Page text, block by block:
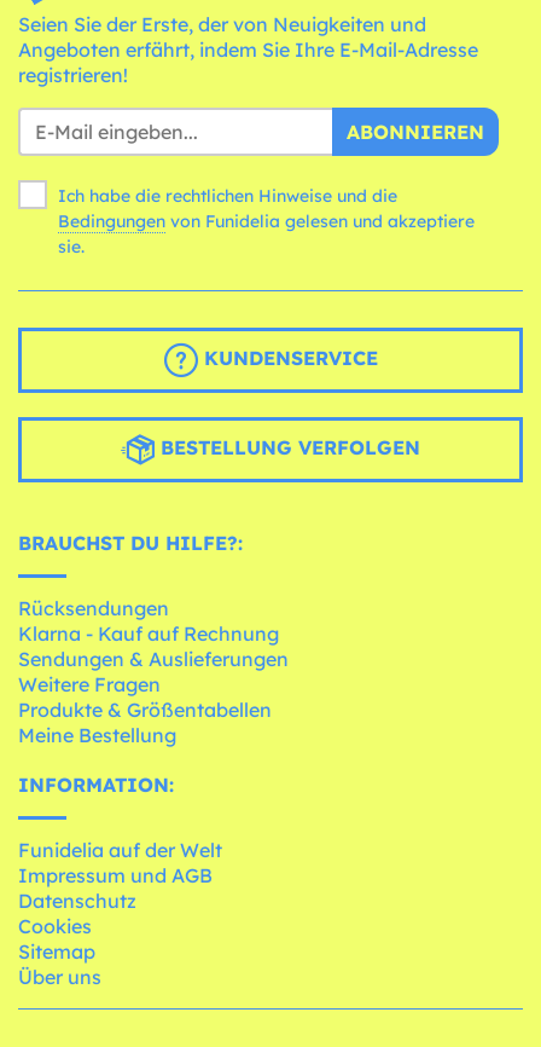
Seien Sie der Erste, der von Neuigkeiten und
Angeboten erfährt, indem Sie Ihre E-Mail-Adresse
registrieren!
ABONNIEREN
Ich habe die rechtlichen Hinweise und die
Bedingungen
sie.
KUNDENSERVICE
BESTELLUNG VERFOLGEN
BRAUCHST DU HILFE?:
Rücksendungen
Klarna - Kauf auf Rechnung
Sendungen & Auslieferungen
Weitere Fragen
Produkte & Größentabellen
Meine Bestellung
INFORMATION:
Funidelia auf der Welt
Impressum und AGB
Datenschutz
Cookies
Sitemap
Über uns